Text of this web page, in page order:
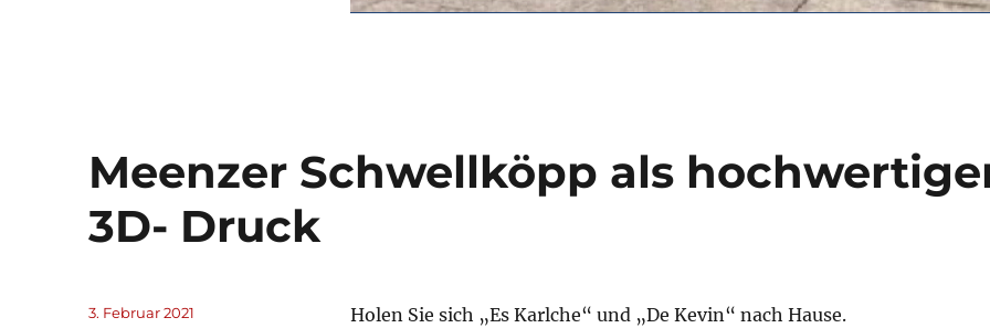
Meenzer Schwellköpp als
3D- Druck
Holen Sie sich „Es Karlche“ und „De Kevin“ nach Hause.
Veröffentlicht
3. Februar 2021